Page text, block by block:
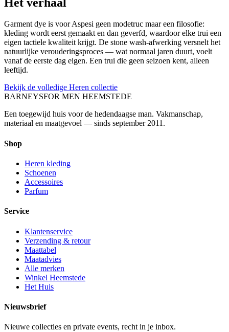
Garment dye is voor Aspesi geen modetruc maar een filosofie:
kleding wordt eerst gemaakt en dan geverfd, waardoor elke trui een
eigen tactiele kwaliteit krijgt. De stone wash-afwerking versnelt het
natuurlijke verouderingsproces — wat normaal jaren duurt, voelt
vanaf de eerste dag eigen. Een trui die geen seizoen kent, alleen
leeftijd.
Bekijk de volledige Heren collectie
BARNEYSFOR MEN HEEMSTEDE
Een toegewijd huis voor de hedendaagse man. Vakmanschap,
materiaal en maatgevoel — sinds september 2011.
Shop
Heren kleding
Schoenen
Accessoires
Parfum
Service
Klantenservice
Verzending & retour
Maattabel
Maatadvies
Alle merken
Winkel Heemstede
Het Huis
Nieuwsbrief
Nieuwe collecties en private events, recht in je inbox.